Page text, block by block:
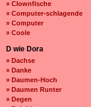
» Clownfische
» Computer-schlagende
» Computer
» Coole
D wie Dora
» Dachse
» Danke
» Daumen-Hoch
» Daumen Runter
» Degen